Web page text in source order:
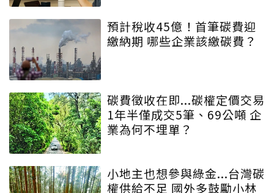
預計稅收45億！首筆碳費迎
繳納期 哪些企業該繳碳費？
碳費徵收在即...碳權定價交易
1年半僅成交5筆、69公噸 企
業為何不埋單？
小地主也想參與綠金...台灣碳
權供給不足 國外多鼓勵小林